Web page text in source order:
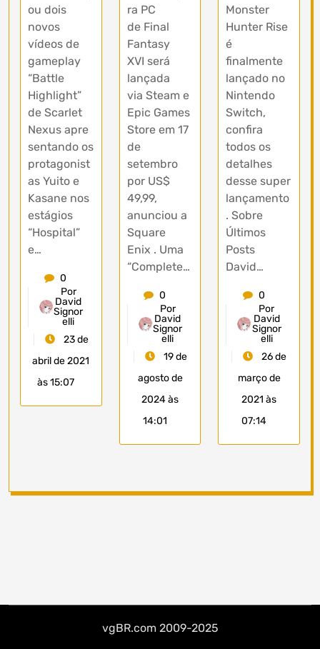
ou dois
novos
vídeos de
gameplay
“Battle
Highlight”
de Scarlet
Nexus apre
sentando os
protagonist
as Yuito e
Kasane nos
estágios
“Hospital”
e…
0
Por
David
Signor
elli
23 de
abril de 2021
às 15:07
ra PC
de Final
Fantasy
XVI será
lançada
via Steam e
Epic Games
Store em 17
de
setembro
por US$
49,99,
anunciou a
Square
Enix . Uma
“Complete…
0
Por
David
Signor
elli
19 de
agosto de
2024 às
14:01
Monster
Hunter Rise
é
finalmente
lançado no
Nintendo
Switch,
confira
todos os
detalhes
desse super
lançamento
. Sobre
Últimos
Posts
David…
0
Por
David
Signor
elli
26 de
março de
2021 às
07:14
vgBR.com 2009-2025